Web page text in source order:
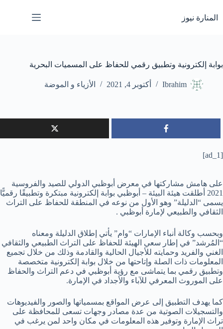
إلى
المحتوى
المنارة نيوز
بوابة إلكترونية وتطبيق رقمي للحفاظ على المسميات البحرية
Ibrahim أكتوبر 4, 2021 الأزياء و الموضة
[ad_1]
على هامش مشاركتها في معرض أبوظبي الدولي للصيد والفروسية
2021 أطلقت هيئة البيئة – أبوظبي بوابة إلكترونية مبتكرة وتطبيقًا رقميًّا
يسمى “الدليلة” وهو الأول من نوعه في المنطقة للحفاظ على التراث
الثقافي والطبيعي لإمارة أبوظبي .
وبحسب وكالة أنباء الإمارات “وام” يأتي إطلاق الدليلة ومعناه
“المُرشد” في إطار سعي الهيئة للحفاظ على التراث الطبيعي والثقافي
الغني والفريد وحمايته للأجيال الحالية والقادمة وذلك من خلال تجميع
المعلومات ذات الصلة وإتاحتها من خلال بوابة إلكترونية متخصصة
وتطبيق رقمي بما يتماشى مع رؤية أبوظبي في دعم التراث والحفاظ
على الموروث المعرفي للآباء والأجداد في الإمارة.
كما يهدف التطبيق إلى عرض المواقع بمسمياتها والصور والفيديوهات
والتسجيلات الصوتية من عدة مصادر وجهات تسعى للمحافظة على
تراث الإمارة وتوفير هذه المعلومات في مكان واحد لمن يرغب في